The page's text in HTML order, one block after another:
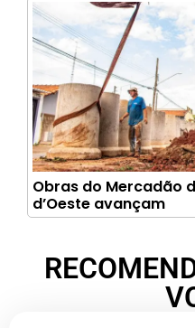
Obras do Mercadão
d’Oeste avançam